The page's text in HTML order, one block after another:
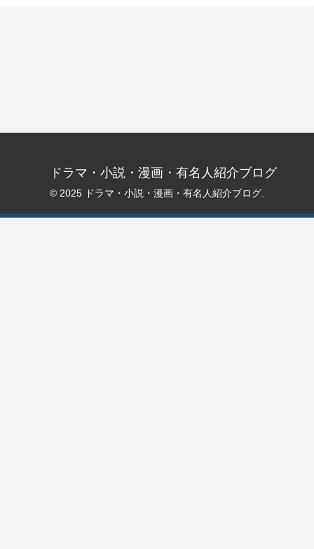
ドラマ・小説・漫画・有名人紹介ブログ
© 2025 ドラマ・小説・漫画・有名人紹介ブログ.